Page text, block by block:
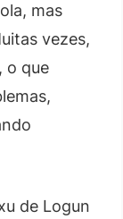
mas
vezes,
o que
de Logun